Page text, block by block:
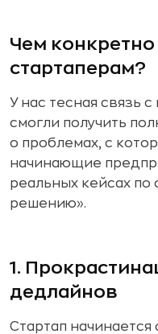
Чем конкретно
стартаперам?
У нас тесная связь
смогли получить
о проблемах, с
начинающие
реальных кейсах по
решению».
1.
дедлайнов
Стартап начинается